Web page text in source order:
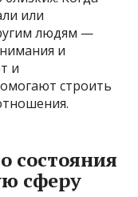
или
людям —
и
и
строить
состояния
сферу